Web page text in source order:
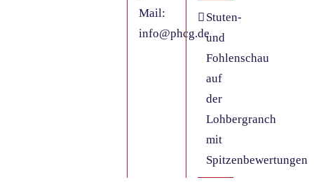
Mail:
info@phcg.de
Stuten-
und
Fohlenschau
auf
der
Lohbergranch
mit
Spitzenbewertungen